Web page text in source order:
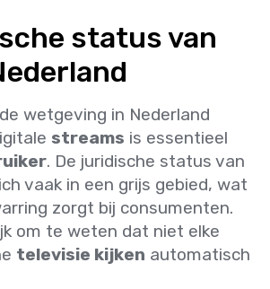
status van
wetgeving in Nederland
streams is essentieel
. De juridische status van
vaak in een grijs gebied, wat
zorgt bij consumenten.
om te weten dat niet elke
televisie kijken automatisch